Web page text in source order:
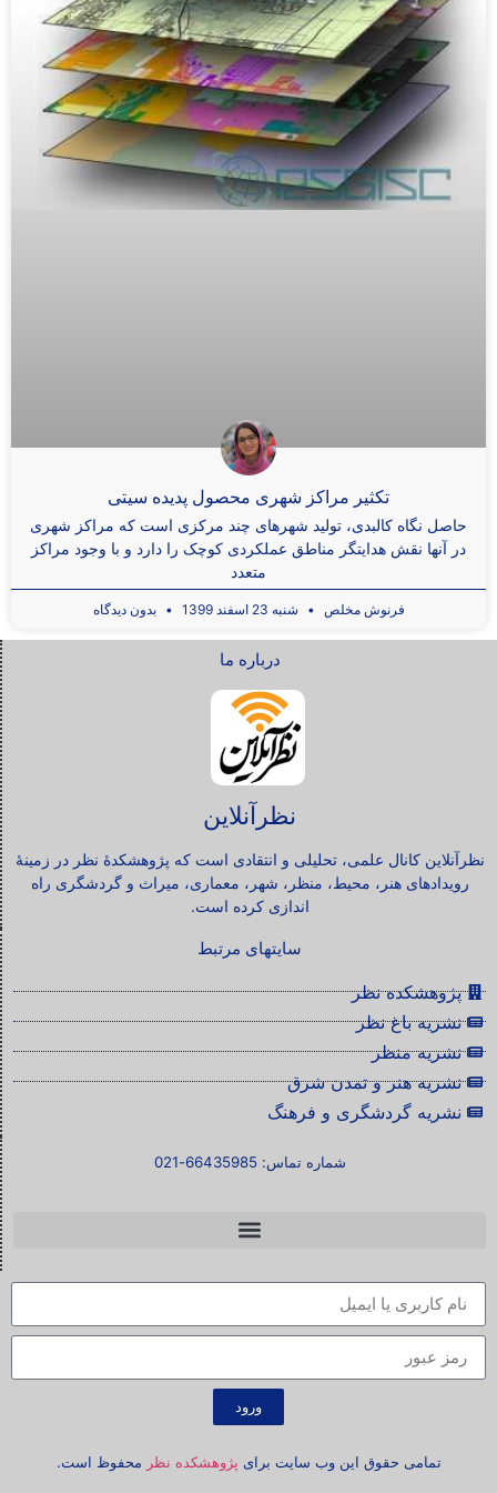
تکثیر مراکز شهری محصول پدیده سیتی
حاصل نگاه کالبدی، تولید شهرهای چند مرکزی است که مراکز شهری
در آنها نقش هدایتگر مناطق عملکردی کوچک را دارد و با وجود مراکز
متعدد
فرنوش مخلص شنبه 23 اسفند 1399 بدون دیدگاه
درباره ما
نظرآنلاین
نظرآنلاین کانال علمی، تحلیلی و انتقادی است که پژوهشکدۀ نظر در زمینۀ
رویدادهای هنر، محیط، منظر، شهر، معماری، میراث و گردشگری راه
اندازی کرده است.
سایتهای مرتبط
پژوهشکده نظر
نشریه باغ نظر
نشریه منظر
نشریه هنر و تمدن شرق
نشریه گردشگری و فرهنگ
شماره تماس: 66435985-021
ورود
تمامی حقوق این وب سایت برای پژوهشکده نظر محفوظ است.